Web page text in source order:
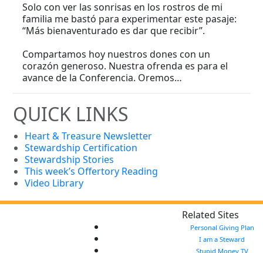
Solo con ver las sonrisas en los rostros de mi
familia me bastó para experimentar este pasaje:
“Más bienaventurado es dar que recibir”.
Compartamos hoy nuestros dones con un
corazón generoso. Nuestra ofrenda es para el
avance de la Conferencia. Oremos…
QUICK LINKS
Heart & Treasure Newsletter
Stewardship Certification
Stewardship Stories
This week’s Offertory Reading
Video Library
Related Sites
Personal Giving Plan
I am a Steward
Stupid Money TV